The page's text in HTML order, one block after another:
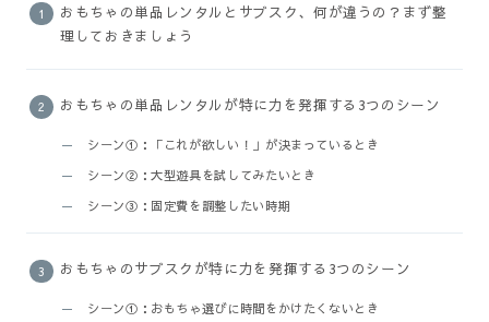
おもちゃの単品レンタルとサブスク、何が違うの？まず整
理しておきましょう
おもちゃの単品レンタルが特に力を発揮する3つのシーン
シーン①：「これが欲しい！」が決まっているとき
シーン②：大型遊具を試してみたいとき
シーン③：固定費を調整したい時期
おもちゃのサブスクが特に力を発揮する3つのシーン
シーン①：おもちゃ選びに時間をかけたくないとき